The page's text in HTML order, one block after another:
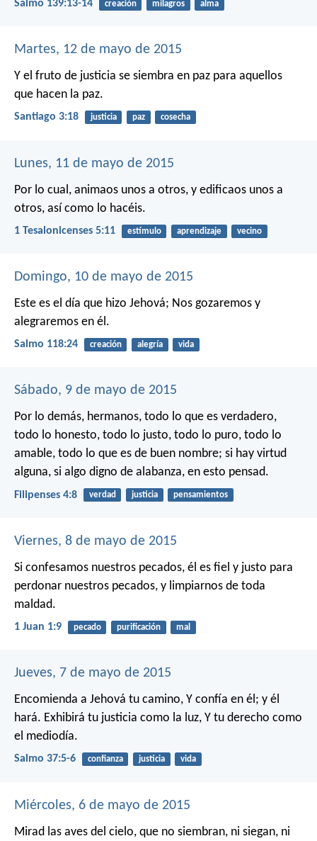
Salmo 139:13-14 creación milagros alma
Martes, 12 de mayo de 2015
Y el fruto de justicia se siembra en paz para aquellos
que hacen la paz.
Santiago 3:18 justicia paz cosecha
Lunes, 11 de mayo de 2015
Por lo cual, animaos unos a otros, y edificaos unos a
otros, así como lo hacéis.
1 Tesalonicenses 5:11 estímulo aprendizaje vecino
Domingo, 10 de mayo de 2015
Este es el día que hizo Jehová; Nos gozaremos y
alegraremos en él.
Salmo 118:24 creación alegría vida
Sábado, 9 de mayo de 2015
Por lo demás, hermanos, todo lo que es verdadero,
todo lo honesto, todo lo justo, todo lo puro, todo lo
amable, todo lo que es de buen nombre; si hay virtud
alguna, si algo digno de alabanza, en esto pensad.
Filipenses 4:8 verdad justicia pensamientos
Viernes, 8 de mayo de 2015
Si confesamos nuestros pecados, él es fiel y justo para
perdonar nuestros pecados, y limpiarnos de toda
maldad.
1 Juan 1:9 pecado purificación mal
Jueves, 7 de mayo de 2015
Encomienda a Jehová tu camino, Y confía en él; y él
hará. Exhibirá tu justicia como la luz, Y tu derecho como
el mediodía.
Salmo 37:5-6 confianza justicia vida
Miércoles, 6 de mayo de 2015
Mirad las aves del cielo, que no siembran, ni siegan, ni